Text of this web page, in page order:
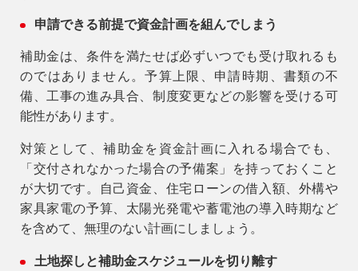
申請できる前提で資金計画を組んでしまう
補助金は、条件を満たせば必ずいつでも受け取れるも
のではありません。予算上限、申請時期、書類の不
備、工事の進み具合、制度変更などの影響を受ける可
能性があります。
対策として、補助金を資金計画に入れる場合でも、
「交付されなかった場合の予備案」を持っておくこと
が大切です。自己資金、住宅ローンの借入額、外構や
家具家電の予算、太陽光発電や蓄電池の導入時期など
を含めて、無理のない計画にしましょう。
土地探しと補助金スケジュールを切り離す